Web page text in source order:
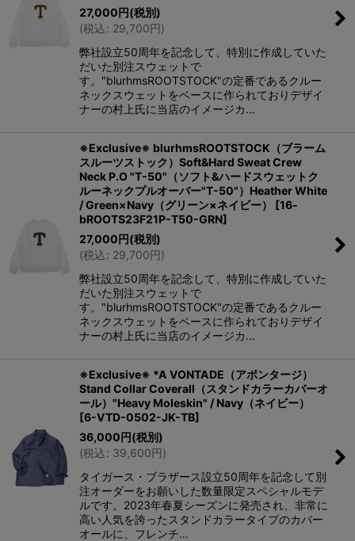
27,000円(税別)
(税込: 29,700円)
弊社設立50周年を記念して、特別に作成していた
だいた別注スウェットで
す。"blurhmsROOTSTOCK"の定番であるクルー
ネックスウェットをベースに作られておりデザイ
ナーの村上氏に当店のイメージカ…
※Exclusive※ blurhmsROOTSTOCK（ブラーム
スルーツストック）Soft&Hard Sweat Crew
Neck P.O "T-50"（ソフト&ハードスウェットク
ルーネックプルオーバー"T-50"）Heather White
/ Green×Navy（グリーン×ネイビー）
[16-
bROOTS23F21P-T50-GRN]
27,000円(税別)
(税込: 29,700円)
弊社設立50周年を記念して、特別に作成していた
だいた別注スウェットで
す。"blurhmsROOTSTOCK"の定番であるクルー
ネックスウェットをベースに作られておりデザイ
ナーの村上氏に当店のイメージカ…
※Exclusive※ *A VONTADE（アボンタージ）
Stand Collar Coverall（スタンドカラーカバーオ
ール）"Heavy Moleskin" / Navy（ネイビー）
[6-VTD-0502-JK-TB]
36,000円(税別)
(税込: 39,600円)
タイガース・ブラザース設立50周年を記念して別
注オーダーをお願いした数量限定スペシャルモデ
ルです。2023年春夏シーズンに発売され、非常に
高い人気を誇ったスタンドカラータイプのカバー
オールに、フレンチ…